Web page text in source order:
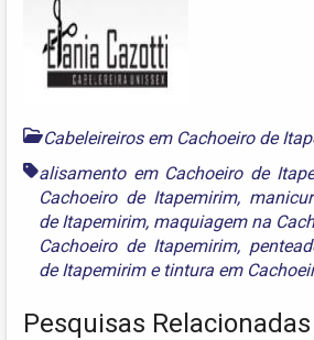
Cabeleireiros em Cachoeiro de
alisamento em Cachoeiro de
Cachoeiro de Itapemirim,
de Itapemirim, maquiagem na
Cachoeiro de Itapemirim,
de Itapemirime tintura em
Pesquisas Relacionadas